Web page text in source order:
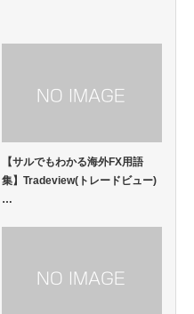
【サルでもわかる海外FX用語
集】Tradeview(トレードビュー)
…